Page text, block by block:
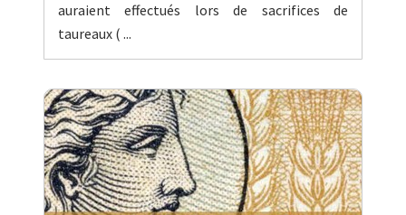
auraient effectués lors de sacrifices de
taureaux ( ...